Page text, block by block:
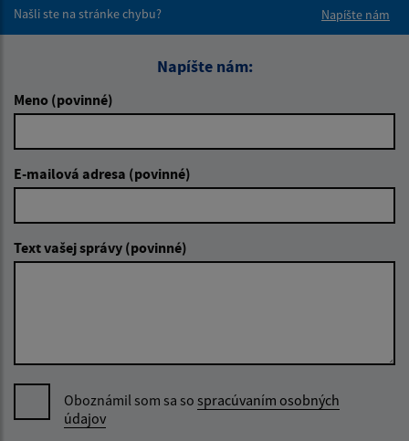
Našli ste na stránke chybu?
Napíšte nám
Napíšte nám:
Meno (povinné)
E-mailová adresa (povinné)
Text vašej správy (povinné)
Oboznámil som sa so spracúvaním osobných
údajov